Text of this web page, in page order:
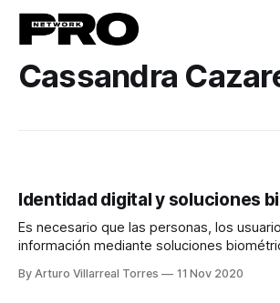
Cassandra
Identidad digital y soluciones
Es necesario que las personas, los
información mediante soluciones
By Arturo Villarreal Torres 11 Nov 2020